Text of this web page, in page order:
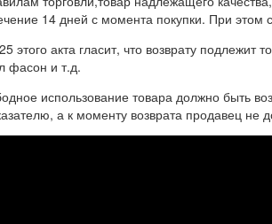
14 дней с момента покупки. При
этого акта гласит, что возврату
фасон и т.д.
использование товара должно быть
а к моменту возврата продавец не